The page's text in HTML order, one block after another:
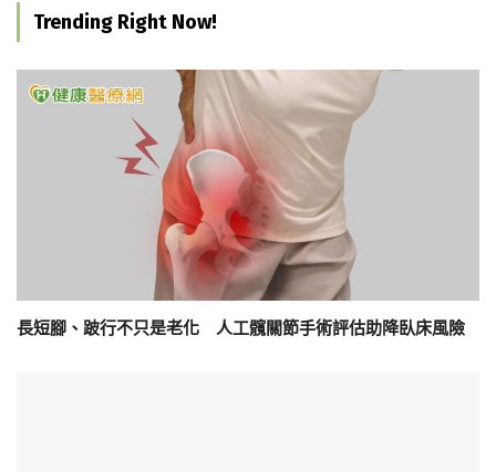
Trending Right Now!
長短腳、跛行不只是老化 人工髖關節手術評估助降臥床風險